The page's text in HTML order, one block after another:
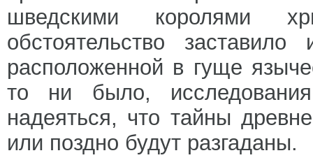
шведскими королями
обстоятельство
расположенной в гуще
то ни было,
надеяться, что тайны
или поздно будут разгаданы.